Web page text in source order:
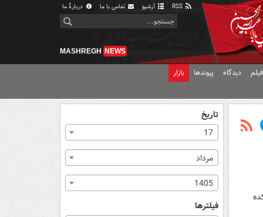
آرشیو تماس با ما دربارهٔ ما
MASHREGH NEWS
دیدگاه پیوندها بازار
تاریخ
17
مرداد
1405
فیلترها